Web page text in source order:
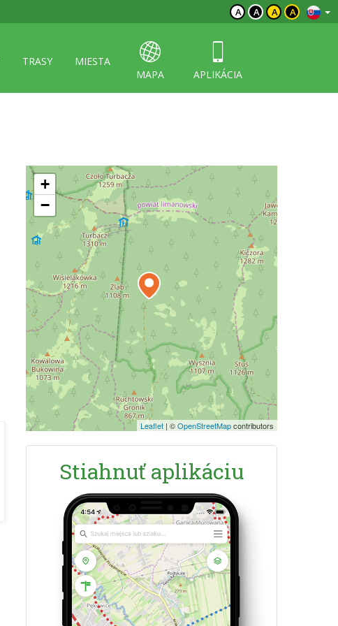
A A A A
TRASY
MIESTA
MAPA
APLIKÁCIA
+
−
Leaflet | ©OpenStreetMapcontributors
Stiahnuť aplikáciu